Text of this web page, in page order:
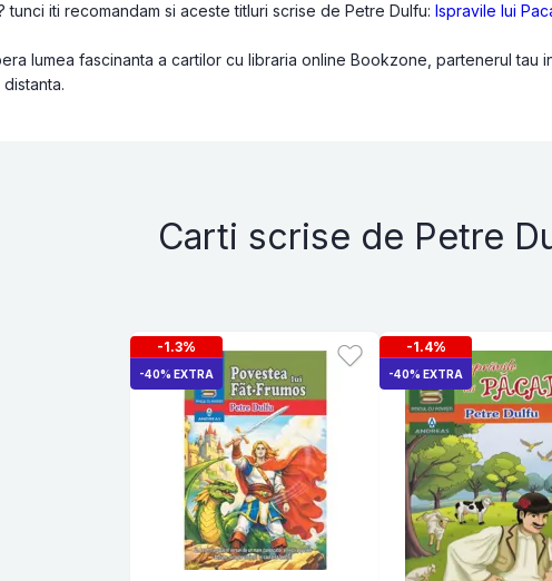
tunci iti recomandam si aceste titluri scrise de Petre Dulfu:Ispravile lui
lumea fascinanta a cartilor cu libraria online Bookzone, partenerul tau
Carti scrise de Petre
-1.3%
-40% EXTRA
-1.4%
-40% EXTRA